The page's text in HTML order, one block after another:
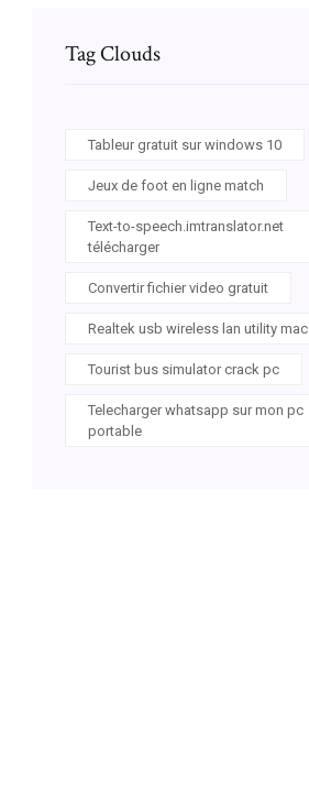
Tag Clouds
Tableur gratuit sur windows 10
Jeux de foot en ligne match
Text-to-speech.imtranslator.net
télécharger
Convertir fichier video gratuit
Realtek usb wireless lan utility mac
Tourist bus simulator crack pc
Telecharger whatsapp sur mon pc
portable